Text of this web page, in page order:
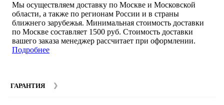
Мы осуществляем доставку по Москве и Московской
области, а также по регионам России и в страны
ближнего зарубежья. Минимальная стоимость доставки
по Москве составляет 1500 руб. Стоимость доставки
вашего заказа менеджер рассчитает при оформлении.
Подробнее
ГАРАНТИЯ